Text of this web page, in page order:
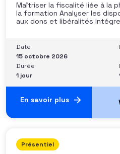
Maîtriser la fiscalité liée à la
la formation Analyser les
aux dons et libéralités
situations nécessitant un
Compétences et aptitudes
Date
15 octobre 2026
Durée
1 jour
En savoir plus
Présentiel